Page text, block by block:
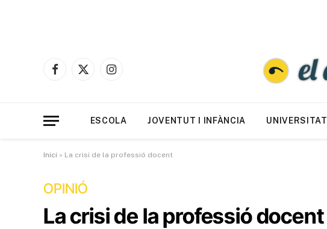
Facebook
X
Instagram
ESCOLA JOVENTUT I INFÀNCIA UNIVERSITAT
Inici » La crisi de la professió docent
OPINIÓ
La crisi de la professió docent